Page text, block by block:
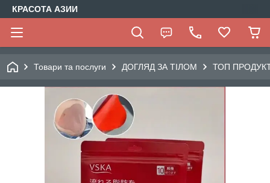
КРАСОТА АЗИИ
Товари та послуги ДОГЛЯД ЗА ТІЛОМ ТОП